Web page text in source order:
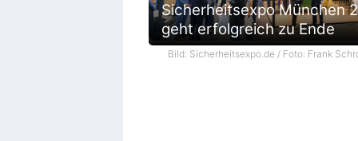
Sicherheitsexpo München
geht erfolgreich zu Ende
Bild: Sicherheitsexpo.de / Foto: Frank